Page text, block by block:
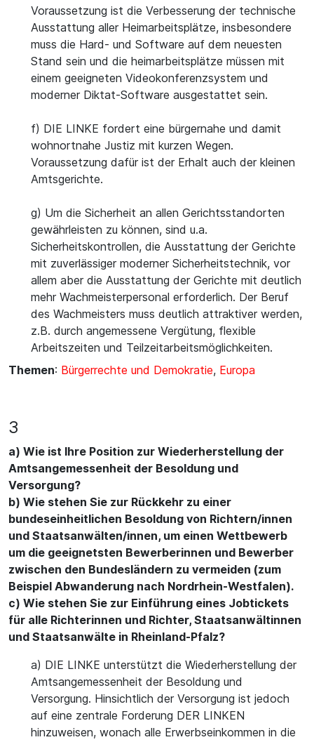
Voraussetzung ist die Verbesserung der technische
Ausstattung aller Heimarbeitsplätze, insbesondere
muss die Hard- und Software auf dem neuesten
Stand sein und die heimarbeitsplätze müssen mit
einem geeigneten Videokonferenzsystem und
moderner Diktat-Software ausgestattet sein.
f) DIE LINKE fordert eine bürgernahe und damit
wohnortnahe Justiz mit kurzen Wegen.
Voraussetzung dafür ist der Erhalt auch der kleinen
Amtsgerichte.
g) Um die Sicherheit an allen Gerichtsstandorten
gewährleisten zu können, sind u.a.
Sicherheitskontrollen, die Ausstattung der Gerichte
mit zuverlässiger moderner Sicherheitstechnik, vor
allem aber die Ausstattung der Gerichte mit deutlich
mehr Wachmeisterpersonal erforderlich. Der Beruf
des Wachmeisters muss deutlich attraktiver werden,
z.B. durch angemessene Vergütung, flexible
Arbeitszeiten und Teilzeitarbeitsmöglichkeiten.
Themen: Bürgerrechte und Demokratie, Europa
3
a) Wie ist Ihre Position zur Wiederherstellung der
Amtsangemessenheit der Besoldung und
Versorgung?
b) Wie stehen Sie zur Rückkehr zu einer
bundeseinheitlichen Besoldung von Richtern/innen
und Staatsanwälten/innen, um einen Wettbewerb
um die geeignetsten Bewerberinnen und Bewerber
zwischen den Bundesländern zu vermeiden (zum
Beispiel Abwanderung nach Nordrhein-Westfalen).
c) Wie stehen Sie zur Einführung eines Jobtickets
für alle Richterinnen und Richter, Staatsanwältinnen
und Staatsanwälte in Rheinland-Pfalz?
a) DIE LINKE unterstützt die Wiederherstellung der
Amtsangemessenheit der Besoldung und
Versorgung. Hinsichtlich der Versorgung ist jedoch
auf eine zentrale Forderung DER LINKEN
hinzuweisen, wonach alle Erwerbseinkommen in die